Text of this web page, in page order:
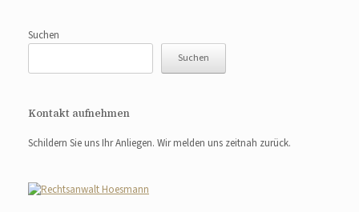
Suchen
Suchen
Kontakt aufnehmen
Schildern Sie uns Ihr Anliegen. Wir melden uns zeitnah zurück.